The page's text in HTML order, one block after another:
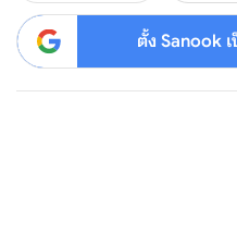
ตั้ง Sanook